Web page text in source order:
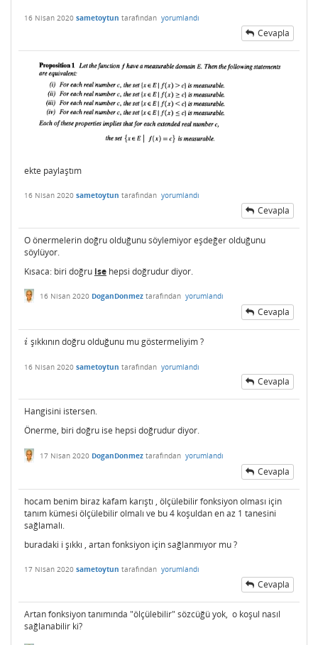
16 Nisan 2020 sametoytun tarafından yorumlandı
Cevapla
ekte paylaştım
16 Nisan 2020 sametoytun tarafından yorumlandı
Cevapla
O önermelerin doğru olduğunu söylemiyor eşdeğer olduğunu
söylüyor.
Kısaca: biri doğru ise hepsi doğrudur diyor.
16 Nisan 2020 DoganDonmez tarafından yorumlandı
Cevapla
i
i şıkkının doğru olduğunu mu göstermeliyim ?
16 Nisan 2020 sametoytun tarafından yorumlandı
Cevapla
Hangisini istersen.
Önerme, biri doğru ise hepsi doğrudur diyor.
17 Nisan 2020 DoganDonmez tarafından yorumlandı
Cevapla
hocam benim biraz kafam karıştı , ölçülebilir fonksiyon olması için
tanım kümesi ölçülebilir olmalı ve bu 4 koşuldan en az 1 tanesini
sağlamalı.
buradaki i şıkkı , artan fonksiyon için sağlanmıyor mu ?
17 Nisan 2020 sametoytun tarafından yorumlandı
Cevapla
Artan fonksiyon tanımında "ölçülebilir" sözcüğü yok, o koşul nasıl
sağlanabilir ki?